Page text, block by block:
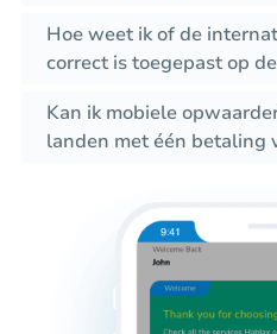
Hoe weet ik of de
correct is toegepast op
Kan ik mobiele
landen met één betaling